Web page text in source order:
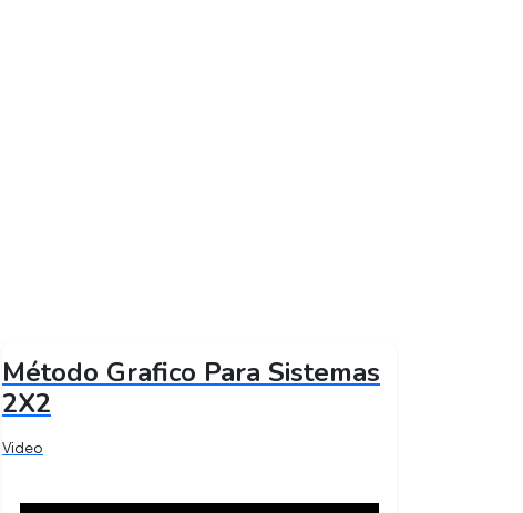
Método Grafico Para Sistemas
2X2
Video